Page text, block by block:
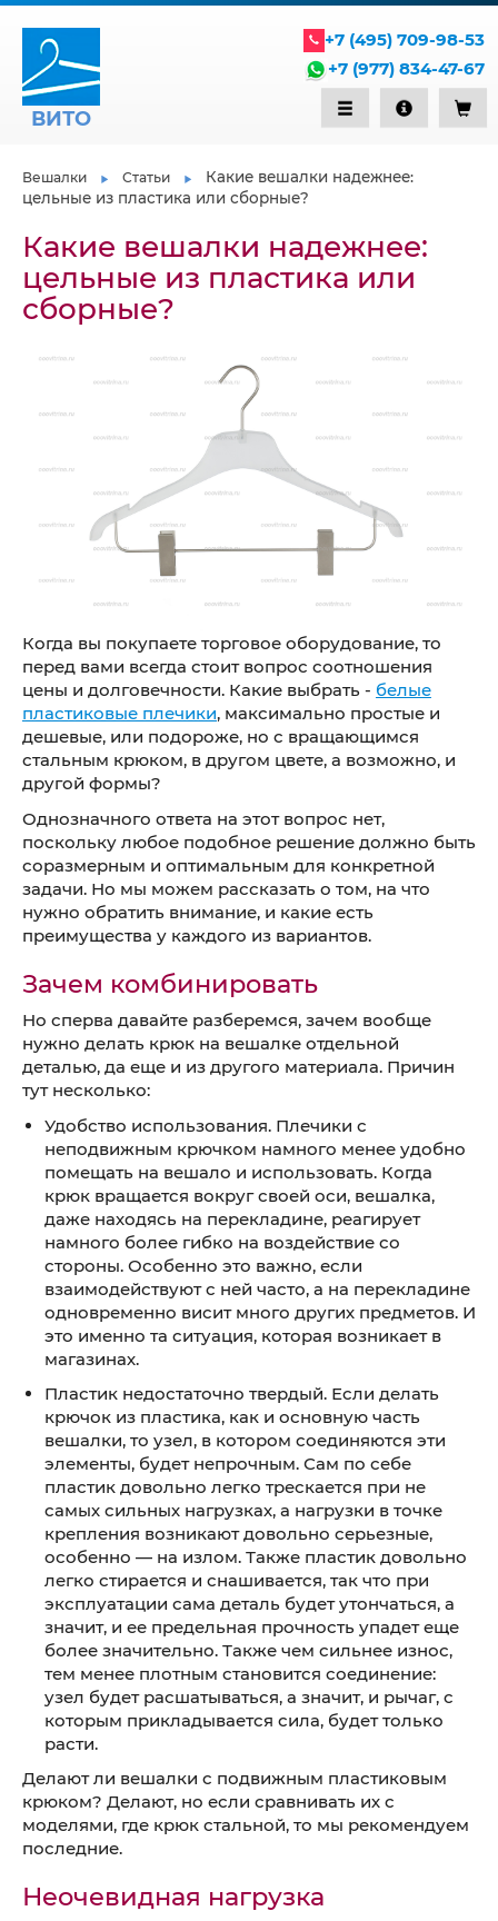
ВИТО
+7 (495) 709-98-53
+7 (977) 834-47-67
Вешалки Статьи
Какие вешалки надежнее:
цельные из пластика или сборные?
Какие вешалки надежнее:
цельные из пластика или
сборные?
Когда вы покупаете торговое оборудование, то
перед вами всегда стоит вопрос соотношения
цены и долговечности. Какие выбрать - белые
пластиковые плечики, максимально простые и
дешевые, или подороже, но с вращающимся
стальным крюком, в другом цвете, а возможно, и
другой формы?
Однозначного ответа на этот вопрос нет,
поскольку любое подобное решение должно быть
соразмерным и оптимальным для конкретной
задачи. Но мы можем рассказать о том, на что
нужно обратить внимание, и какие есть
преимущества у каждого из вариантов.
Зачем комбинировать
Но сперва давайте разберемся, зачем вообще
нужно делать крюк на вешалке отдельной
деталью, да еще и из другого материала. Причин
тут несколько:
Удобство использования. Плечики с
неподвижным крючком намного менее удобно
помещать на вешало и использовать. Когда
крюк вращается вокруг своей оси, вешалка,
даже находясь на перекладине, реагирует
намного более гибко на воздействие со
стороны. Особенно это важно, если
взаимодействуют с ней часто, а на перекладине
одновременно висит много других предметов. И
это именно та ситуация, которая возникает в
магазинах.
Пластик недостаточно твердый. Если делать
крючок из пластика, как и основную часть
вешалки, то узел, в котором соединяются эти
элементы, будет непрочным. Сам по себе
пластик довольно легко трескается при не
самых сильных нагрузках, а нагрузки в точке
крепления возникают довольно серьезные,
особенно — на излом. Также пластик довольно
легко стирается и снашивается, так что при
эксплуатации сама деталь будет утончаться, а
значит, и ее предельная прочность упадет еще
более значительно. Также чем сильнее износ,
тем менее плотным становится соединение:
узел будет расшатываться, а значит, и рычаг, с
которым прикладывается сила, будет только
расти.
Делают ли вешалки с подвижным пластиковым
крюком? Делают, но если сравнивать их с
моделями, где крюк стальной, то мы рекомендуем
последние.
Неочевидная нагрузка